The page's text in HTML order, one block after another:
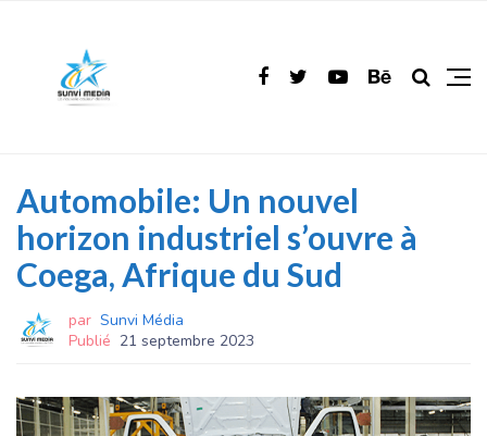
Automobile: Un nouvel
horizon industriel s’ouvre à
Coega, Afrique du Sud
par Sunvi Média
Publié 21 septembre 2023